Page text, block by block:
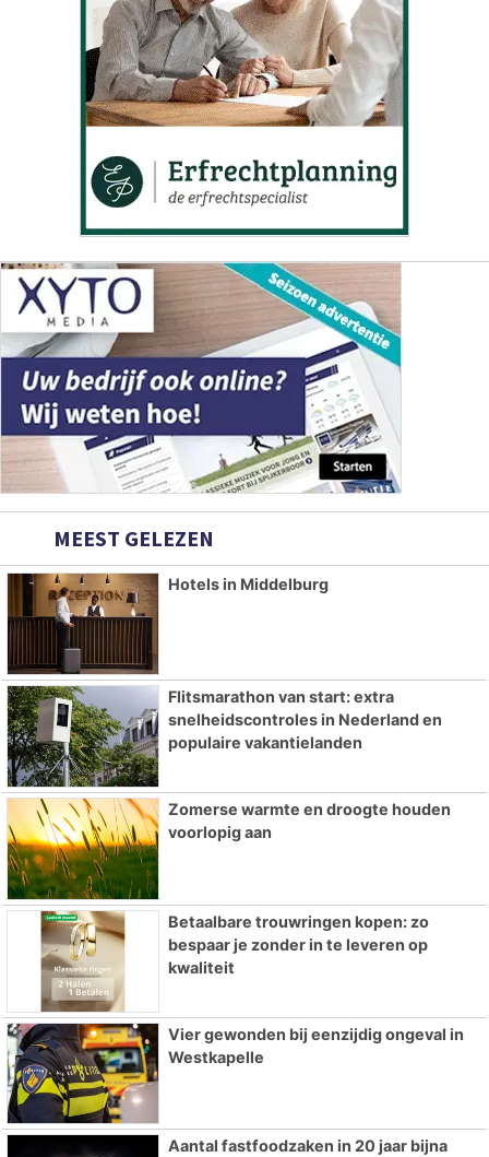
MEEST GELEZEN
Hotels in Middelburg
Flitsmarathon van start: extra
snelheidscontroles in Nederland en
populaire vakantielanden
Zomerse warmte en droogte houden
voorlopig aan
Betaalbare trouwringen kopen: zo
bespaar je zonder in te leveren op
kwaliteit
Vier gewonden bij eenzijdig ongeval in
Westkapelle
Aantal fastfoodzaken in 20 jaar bijna